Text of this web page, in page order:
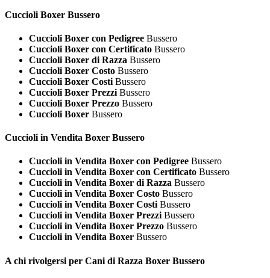
Cuccioli Boxer Bussero
Cuccioli Boxer con Pedigree Bussero
Cuccioli Boxer con Certificato Bussero
Cuccioli Boxer di Razza Bussero
Cuccioli Boxer Costo Bussero
Cuccioli Boxer Costi Bussero
Cuccioli Boxer Prezzi Bussero
Cuccioli Boxer Prezzo Bussero
Cuccioli Boxer Bussero
Cuccioli in Vendita Boxer Bussero
Cuccioli in Vendita Boxer con Pedigree Bussero
Cuccioli in Vendita Boxer con Certificato Bussero
Cuccioli in Vendita Boxer di Razza Bussero
Cuccioli in Vendita Boxer Costo Bussero
Cuccioli in Vendita Boxer Costi Bussero
Cuccioli in Vendita Boxer Prezzi Bussero
Cuccioli in Vendita Boxer Prezzo Bussero
Cuccioli in Vendita Boxer Bussero
A chi rivolgersi per Cani di Razza Boxer Bussero